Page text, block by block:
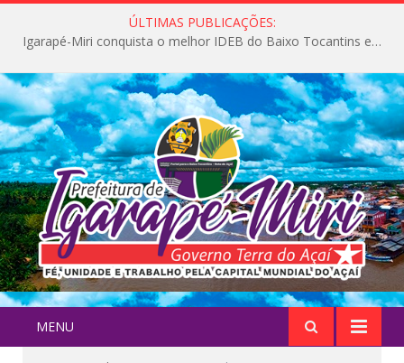
ÚLTIMAS PUBLICAÇÕES:
Igarapé-Miri conquista o melhor IDEB do Baixo Tocantins e avança na qualidade da educação pública
MENU